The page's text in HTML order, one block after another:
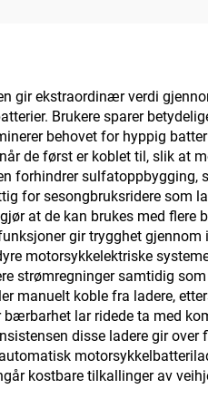
scooter, OTP
skjerm elektrisk
gir ekstraordinær verdi
Brukere sparer
behovet for hyppig
de først er koblet til, slik at
forhindrer
for sesongbruksridere
at de kan brukes med
gir trygghet
motorsykkelektriske
strømregninger samtidig
manuelt koble fra ladere,
lar ridede ta med
disse ladere gir
kostbare tilkallinger av